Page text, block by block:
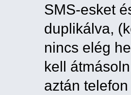
SMS-esket
duplikálva,
nincs elég
kell
aztán